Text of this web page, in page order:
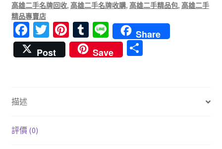
高雄二手名牌回收, 高雄二手名牌收購, 高雄二手精品包, 高雄二手
精品專賣店
Fa
ce
b
T
wi
tt
Pi
nt
er
T
u
m
Li
n
e
Share
Post
Save
分
描述
評價 (0)